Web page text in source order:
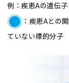
例：疾患Aの遺伝
：疾患Aとの
ていない標的分子